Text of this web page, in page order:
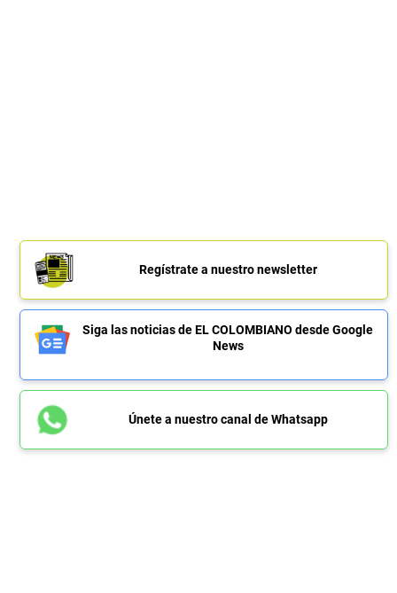
Regístrate a nuestro newsletter
Siga las noticias de EL COLOMBIANO desde Google
News
Únete a nuestro canal de Whatsapp